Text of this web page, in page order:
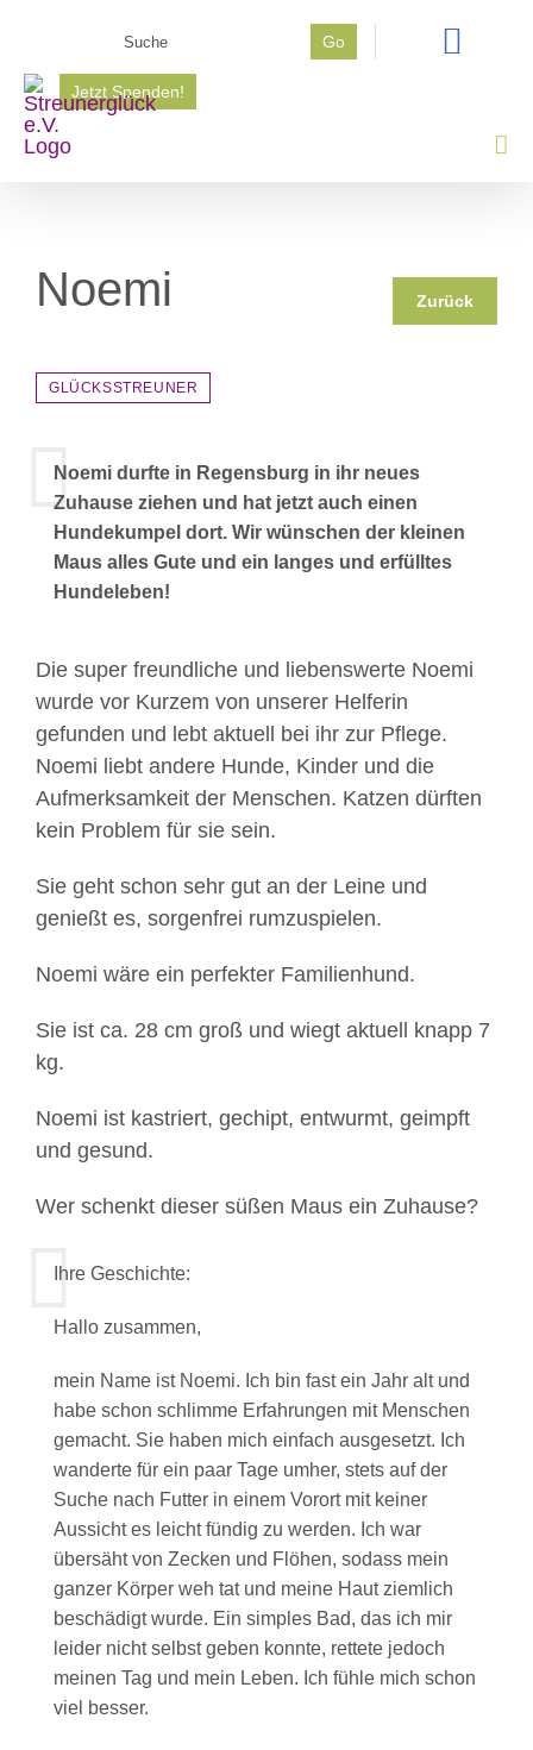
springen
Go
Jetzt Spenden!
Noemi Zurück
GLÜCKSSTREUNER
Noemi durfte in Regensburg in ihr neues
Zuhause ziehen und hat jetzt auch einen
Hundekumpel dort. Wir wünschen der kleinen
Maus alles Gute und ein langes und erfülltes
Hundeleben!
Die super freundliche und liebenswerte Noemi
wurde vor Kurzem von unserer Helferin
gefunden und lebt aktuell bei ihr zur Pflege.
Noemi liebt andere Hunde, Kinder und die
Aufmerksamkeit der Menschen. Katzen dürften
kein Problem für sie sein.
Sie geht schon sehr gut an der Leine und
genießt es, sorgenfrei rumzuspielen.
Noemi wäre ein perfekter Familienhund.
Sie ist ca. 28 cm groß und wiegt aktuell knapp 7
kg.
Noemi ist kastriert, gechipt, entwurmt, geimpft
und gesund.
Wer schenkt dieser süßen Maus ein Zuhause?
Ihre Geschichte:
Hallo zusammen,
mein Name ist Noemi. Ich bin fast ein Jahr alt und
habe schon schlimme Erfahrungen mit Menschen
gemacht. Sie haben mich einfach ausgesetzt. Ich
wanderte für ein paar Tage umher, stets auf der
Suche nach Futter in einem Vorort mit keiner
Aussicht es leicht fündig zu werden. Ich war
übersäht von Zecken und Flöhen, sodass mein
ganzer Körper weh tat und meine Haut ziemlich
beschädigt wurde. Ein simples Bad, das ich mir
leider nicht selbst geben konnte, rettete jedoch
meinen Tag und mein Leben. Ich fühle mich schon
viel besser.